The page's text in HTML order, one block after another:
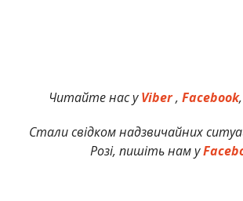
Читайте нас уViber,Facebook,
Стали свідком надзвичайних
Розі, пишіть нам у